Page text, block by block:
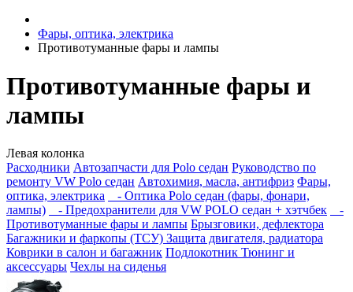
Фары, оптика, электрика
Противотуманные фары и лампы
Противотуманные фары и
лампы
Левая колонка
Расходники Автозапчасти для Polo седан Руководство по
ремонту VW Polo седан Автохимия, масла, антифриз Фары,
оптика, электрика
- Оптика Polo седан (фары, фонари,
лампы)
- Предохранители для VW POLO седан + хэтчбек
-
Противотуманные фары и лампы Брызговики, дефлектора
Багажники и фаркопы (ТСУ) Защита двигателя, радиатора
Коврики в салон и багажник Подлокотник Тюнинг и
аксессуары Чехлы на сиденья